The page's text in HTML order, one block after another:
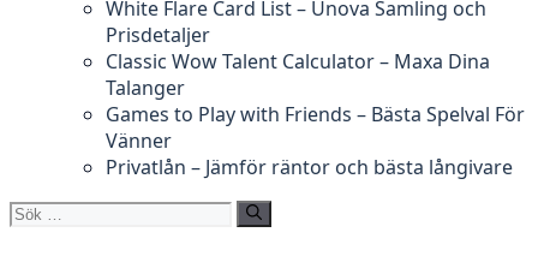
White Flare Card List – Unova Samling och
Prisdetaljer
Classic Wow Talent Calculator – Maxa Dina
Talanger
Games to Play with Friends – Bästa Spelval För
Vänner
Privatlån – Jämför räntor och bästa långivare
Sök